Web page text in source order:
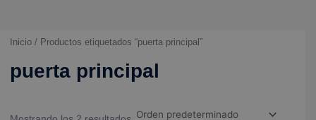
Inicio / Productos etiquetados “puerta principal”
puerta principal